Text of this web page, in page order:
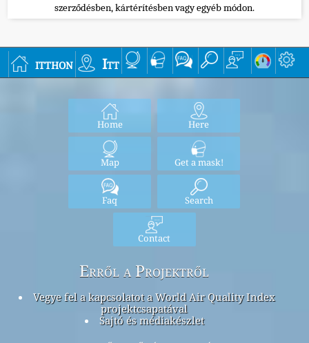
szerződésben, kártérítésben vagy egyéb módon.
itthon Itt
Home Here
Map Get a mask!
Faq Search
Contact
Erről a Projektről
Vegye fel a kapcsolatot a World Air Quality Index
projektcsapatával
Sajtó és médiakészlet